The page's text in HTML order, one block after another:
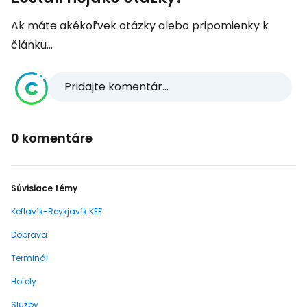
Ak máte akékoľvek otázky alebo pripomienky k
článku...
Pridajte komentár...
0 komentáre
Súvisiace témy
Keflavík-Reykjavík KEF
Doprava
Terminál
Hotely
Služby